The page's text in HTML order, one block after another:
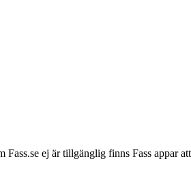
ej är tillgänglig finns Fass appar